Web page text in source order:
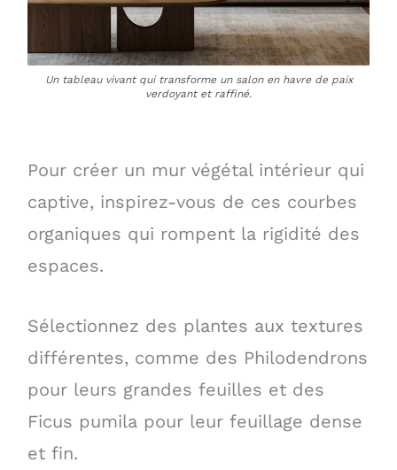
Un tableau vivant qui transforme un salon en havre de paix
verdoyant et raffiné.
Pour créer un mur végétal intérieur qui
captive, inspirez-vous de ces courbes
organiques qui rompent la rigidité des
espaces.
Sélectionnez des plantes aux textures
différentes, comme des Philodendrons
pour leurs grandes feuilles et des
Ficus pumila pour leur feuillage dense
et fin.